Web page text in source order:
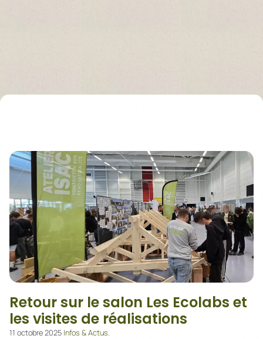
Retour sur le salon Les Ecolabs et
les visites de réalisations
11 octobre 2025 Infos & Actus.